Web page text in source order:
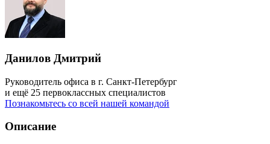
Данилов Дмитрий
Руководитель офиса в г. Санкт-Петербург
и ещё 25 первоклассных специалистов
Познакомьтесь со всей нашей командой
Описание